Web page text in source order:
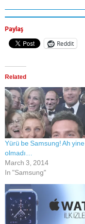
Paylaş
Reddit
Related
Yürü be Samsung! Ah yine
olmadı…
March 3, 2014
In "Samsung"